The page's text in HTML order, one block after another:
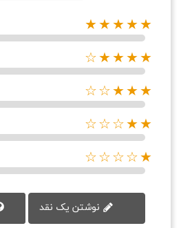
★★★★★
★★★★☆
★★★☆☆
★★☆☆☆
★☆☆☆☆